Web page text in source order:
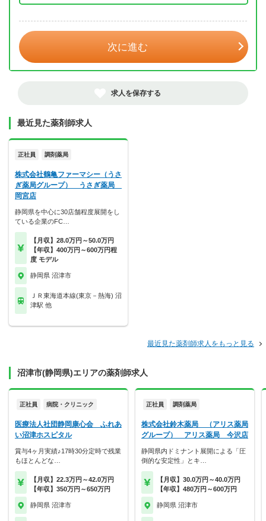
次に進む
求人を保存する
最近見た薬剤師求人
正社員 調剤薬局
株式会社鶴亀ファーマシー（うさ
ぎ薬局グループ） うさぎ薬局
岡宮店
静岡県を中心に30店舗程度展開をし
ている企業のFC…
【月収】28.0万円～50.0万円
【年収】400万円～600万円程
度 モデル
静岡県 沼津市
ＪＲ東海道本線(東京－熱海) 沼
津駅 他
最近見た薬剤師求人をもっと見る
沼津市(静岡県)エリアの薬剤師求人
正社員 病院・クリニック
医療法人社団静岡康心会 ふれあ
い沼津ホスピタル
賞与4ヶ月実績♪17時30分定時で残業
もほとんどな…
【月収】22.3万円～42.0万円
【年収】350万円～650万円
静岡県 沼津市
正社員 調剤薬局
株式会社鈴木薬局 （アリス薬局
グループ） アリス薬局 今沢店
静岡県内ドミナント展開による「圧
倒的な安定性」とキ…
【月収】30.0万円～40.0万円
【年収】480万円～600万円
静岡県 沼津市